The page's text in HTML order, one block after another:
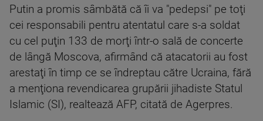
Putin a promis sâmbătă că îi va "pedepsi" pe toţi
cei responsabili pentru atentatul care s-a soldat
cu cel puţin 133 de morţi într-o sală de concerte
de lângă Moscova, afirmând că atacatorii au fost
arestaţi în timp ce se îndreptau către Ucraina, fără
a menţiona revendicarea grupării jihadiste Statul
Islamic (SI), realtează AFP, citată de Agerpres.